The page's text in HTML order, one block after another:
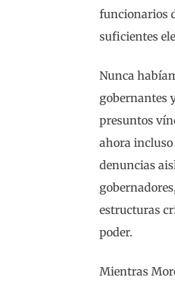
funcionarios
suficientes
Nunca
gobernantes
presuntos
ahora
denuncias
estructuras
poder.
Mientras